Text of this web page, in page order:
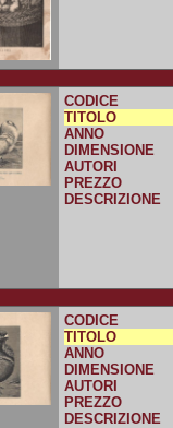
CODICE
TITOLO
ANNO
DIMENSIONE
AUTORI
PREZZO
DESCRIZIONE
CODICE
TITOLO
ANNO
DIMENSIONE
AUTORI
PREZZO
DESCRIZIONE